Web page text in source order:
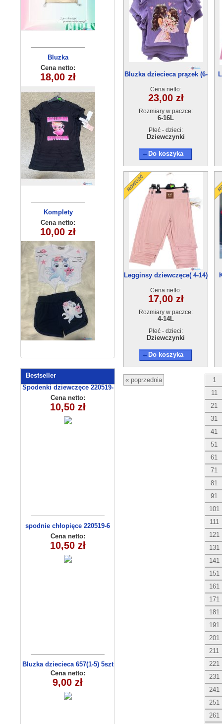
Bluzka
dziewczęca
270625-3(4-14)
6szt
Cena netto:
18,00 zł
Komplety
dziecięce (1-4
) 4szt
Cena netto:
10,00 zł
Bluzka
dziewczęca
270625-4(4-14)
6szt
Cena netto:
18,00 zł
Komplety
dziecięce (1-4
) 4szt
Cena netto:
10,00 zł
Bestseller
Spodenki dziewczęce 220519-
4 (13-16)
Cena netto:
10,50 zł
spodnie chłopięce 220519-6
(1- 4) 4 szt
Cena netto:
10,50 zł
Bluzka dziecieca 657(1-5) 5szt
Cena netto:
9,00 zł
Bluzka dziecieca prązek (6-
Cena netto:
23,00 zł
Rozmiary w paczce:
6-16L
Płeć - dzieci:
Dziewczynki
Do koszyka
Legginsy dziewczęce( 4-14)
Cena netto:
17,00 zł
Rozmiary w paczce:
4-14L
Płeć - dzieci:
Dziewczynki
Do koszyka
« poprzednia
1
11
21
31
41
51
61
71
81
91
101
111
121
131
141
151
161
171
181
191
201
211
221
231
241
251
261